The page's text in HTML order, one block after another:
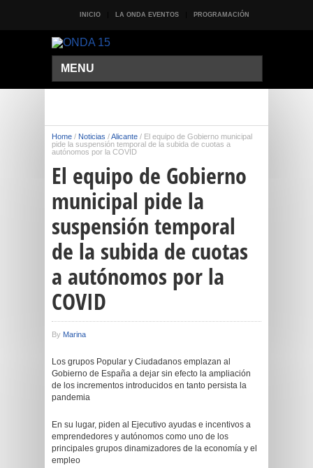
INICIO LA ONDA EVENTOS PROGRAMACIÓN
MENU
Home / Noticias /Alicante / El equipo de Gobierno municipal
pide la suspensión temporal de la subida de cuotas a
autónomos por la COVID
El equipo de Gobierno
municipal pide la
suspensión temporal
de la subida de cuotas
a autónomos por la
COVID
By Marina
Los grupos Popular y Ciudadanos emplazan al
Gobierno de España a dejar sin efecto la ampliación
de los incrementos introducidos en tanto persista la
pandemia
En su lugar, piden al Ejecutivo ayudas e incentivos a
emprendedores y autónomos como uno de los
principales grupos dinamizadores de la economía y el
empleo